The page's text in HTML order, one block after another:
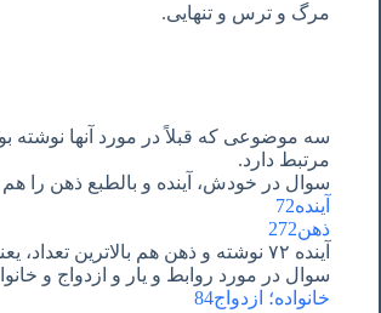
مرگ و ترس و تنهایی.
مرتبط دارد.
سوال در خودش، آینده و بالطبع ذهن را هم
آینده72
ذهن272
آینده ٧٢ نوشته و ذهن هم بالاترین تعداد، یعنی ٢٧٢ نوشته.
سوال در مورد روابط و یار و ازدواج و خانواده
خانواده؛ ازدواج84